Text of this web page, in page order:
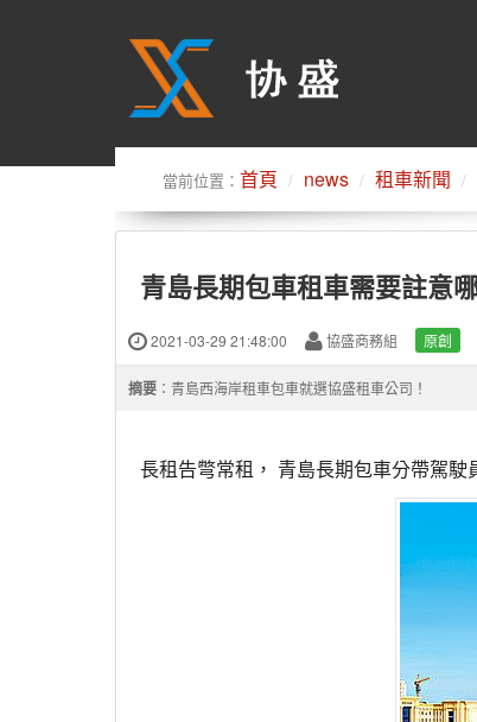
當前位置： 首頁 news 租車新聞
青島長期包車租車需要註意
2021-03-29 21:48:00 協盛商務組 原創
摘要 ：青島西海岸租車包車就選協盛租車公司！
長租告彆常租， 青島長期包車分帶駕